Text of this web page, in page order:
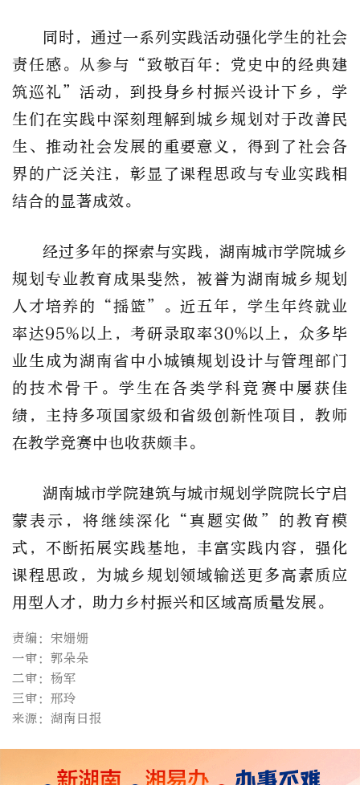
同时，通过一系列实践活动强化学生的社会
责任感。从参与“致敬百年：党史中的经典建
筑巡礼”活动，到投身乡村振兴设计下乡，学
生们在实践中深刻理解到城乡规划对于改善民
生、推动社会发展的重要意义，得到了社会各
界的广泛关注，彰显了课程思政与专业实践相
结合的显著成效。
经过多年的探索与实践，湖南城市学院城乡
规划专业教育成果斐然，被誉为湖南城乡规划
人才培养的“摇篮”。近五年，学生年终就业
率达95%以上，考研录取率30%以上，众多毕
业生成为湖南省中小城镇规划设计与管理部门
的技术骨干。学生在各类学科竞赛中屡获佳
绩，主持多项国家级和省级创新性项目，教师
在教学竞赛中也收获颇丰。
湖南城市学院建筑与城市规划学院院长宁启
蒙表示，将继续深化“真题实做”的教育模
式，不断拓展实践基地，丰富实践内容，强化
课程思政，为城乡规划领域输送更多高素质应
用型人才，助力乡村振兴和区域高质量发展。
责编：宋姗姗
一审：郭朵朵
二审：杨军
三审：邢玲
来源：湖南日报